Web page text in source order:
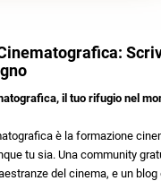
il tuo rifugio nel
è la formazione
tu sia. Una community
del cinema, e un blog